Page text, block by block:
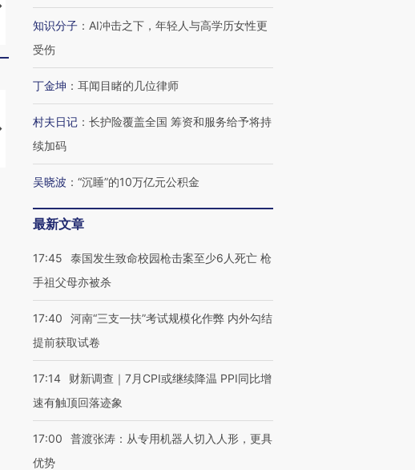
马航飞行员跨国走私7万
粒摇头丸 尿检体内含3种
视线｜被称为“蟑螂”的印
度Z世代 用街头抗争将教
视线｜“入侵”还是“人道危
机”？难民潮撕裂西班牙
视线｜全球最热百城独占
97个 印度如何熬过48°C
视线｜不考竞赛的王虹、
知识分子 ： AI冲击之下，年轻人与高学历女性更
受伤
丁金坤 ： 耳闻目睹的几位律师
村夫日记 ： 长护险覆盖全国 筹资和服务给予将持
续加码
吴晓波 ： “沉睡”的10万亿元公积金
最新文章
17:45
泰国发生致命校园枪击案至少6人死亡 枪
手祖父母亦被杀
17:40
河南“三支一扶”考试规模化作弊 内外勾结
提前获取试卷
17:14
财新调查｜7月CPI或继续降温 PPI同比增
速有触顶回落迹象
17:00
普渡张涛：从专用机器人切入人形，更具
优势